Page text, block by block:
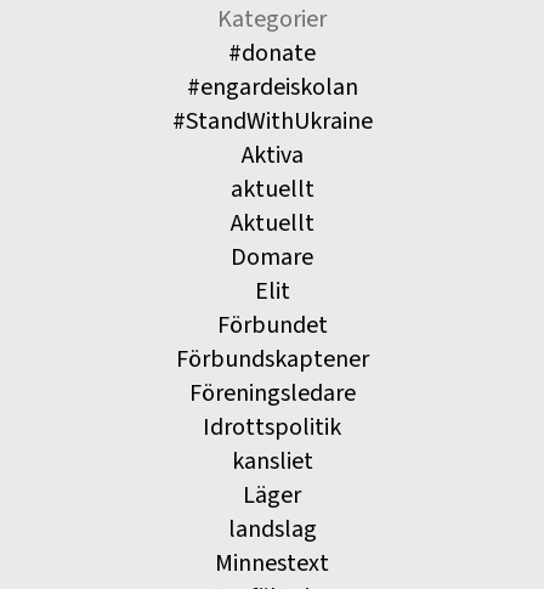
Kategorier
#donate
#engardeiskolan
#StandWithUkraine
Aktiva
aktuellt
Aktuellt
Domare
Elit
Förbundet
Förbundskaptener
Föreningsledare
Idrottspolitik
kansliet
Läger
landslag
Minnestext